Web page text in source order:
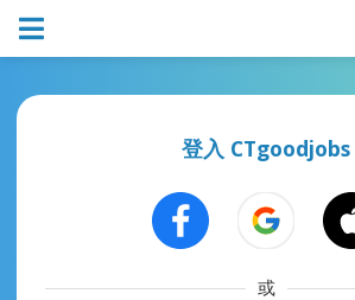
登入 CTgoodjobs
或